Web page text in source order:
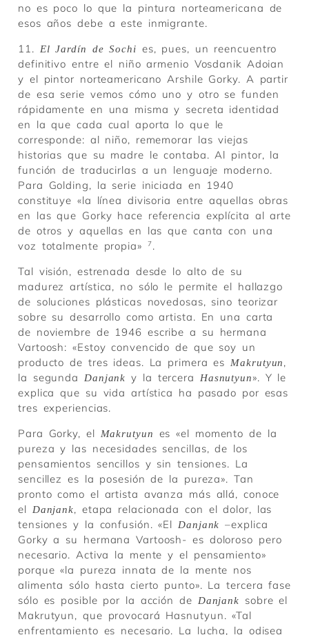
no es poco lo que la pintura norteamericana de
esos años debe a este inmigrante.
11.
El Jardín de Sochi es, pues, un reencuentro
definitivo entre el niño armenio Vosdanik Adoian
y el pintor norteamericano Arshile Gorky. A partir
de esa serie vemos cómo uno y otro se funden
rápidamente en una misma y secreta identidad
en la que cada cual aporta lo que le
corresponde: al niño, rememorar las viejas
historias que su madre le contaba. Al pintor, la
función de traducirlas a un lenguaje moderno.
Para Golding, la serie iniciada en 1940
constituye «la línea divisoria entre aquellas obras
en las que Gorky hace referencia explícita al arte
de otros y aquellas en las que canta con una
voz totalmente propia»
7.
Tal visión, estrenada desde lo alto de su
madurez artística, no sólo le permite el hallazgo
de soluciones plásticas novedosas, sino teorizar
sobre su desarrollo como artista. En una carta
de noviembre de 1946 escribe a su hermana
Vartoosh: «Estoy convencido de que soy un
producto de tres ideas. La primera es
Makrutyun,
la segunda
Danjanky la tercera Hasnutyun». Y le
explica que su vida artística ha pasado por esas
tres experiencias.
Para Gorky, el
Makrutyun es «el momento de la
pureza y las necesidades sencillas, de los
pensamientos sencillos y sin tensiones. La
sencillez es la posesión de la pureza». Tan
pronto como el artista avanza más allá, conoce
el
Danjank, etapa relacionada con el dolor, las
tensiones y la confusión. «El
Danjank–explica
Gorky a su hermana Vartoosh- es doloroso pero
necesario. Activa la mente y el pensamiento»
porque «la pureza innata de la mente nos
alimenta sólo hasta cierto punto». La tercera fase
sólo es posible por la acción de
Danjank sobre el
Makrutyun, que provocará Hasnutyun. «Tal
enfrentamiento es necesario. La lucha, la odisea